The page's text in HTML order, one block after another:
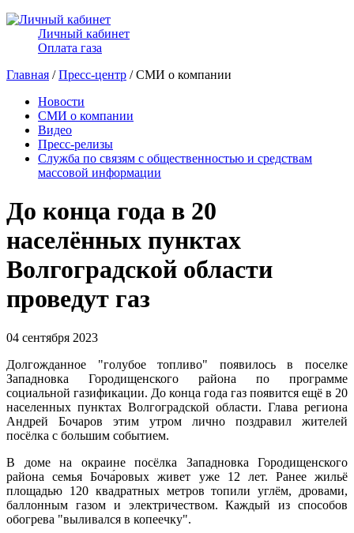
Личный кабинет
Оплата газа
Главная /Пресс-центр / СМИ о компании
Новости
СМИ о компании
Видео
Пресс-релизы
Служба по связям с общественностью и средствам
массовой информации
До конца года в 20
населённых пунктах
Волгоградской области
проведут газ
04 сентября 2023
Долгожданное "голубое топливо" появилось в поселке
Западновка Городищенского района по программе
социальной газификации. До конца года газ появится ещё в 20
населенных пунктах Волгоградской области. Глава региона
Андрей Бочаров этим утром лично поздравил жителей
посёлка с большим событием.
В доме на окраине посёлка Западновка Городищенского
района семья Боча́ровых живет уже 12 лет. Ранее жильё
площадью 120 квадратных метров топили углём, дровами,
баллонным газом и электричеством. Каждый из способов
обогрева "выливался в копеечку".